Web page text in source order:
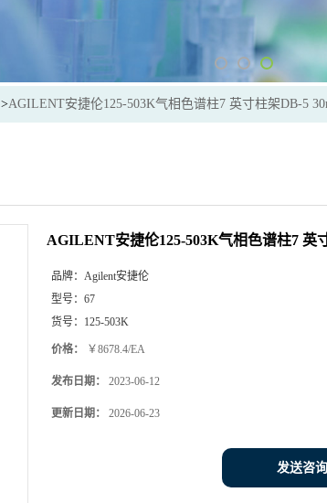
>AGILENT安捷伦125-503K气相色谱柱7 英寸柱架DB-5
AGILENT安捷伦125-503K气相色谱柱7 英
品牌： Agilent安捷伦
型号： 67
货号： 125-503K
价格： ￥8678.4/EA
发布日期： 2023-06-12
更新日期： 2026-06-23
发送咨